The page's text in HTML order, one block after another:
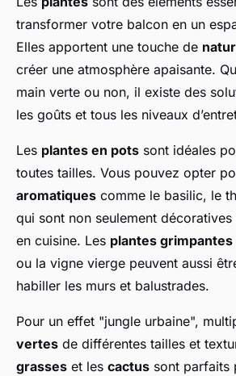
transformer votre balcon en un
Elles apportent une touche de
créer une atmosphère apaisante.
main verte ou non, il existe des
les goûts et tous les niveaux
Les plantes en pots sont idéales
toutes tailles. Vous pouvez opter
aromatiques comme le basilic, le
qui sont non seulement décoratives
en cuisine. Les plantes grimpantes
ou la vigne vierge peuvent aussi
habiller les murs et balustrades.
Pour un effet "jungle urbaine",
vertes de différentes tailles et
grasses et les cactus sont parfaits